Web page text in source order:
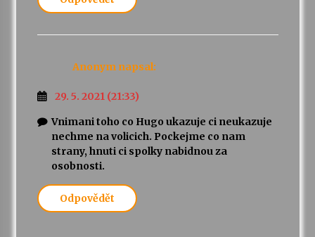
Anonym napsal:
29. 5. 2021 (21:33)
Vnimani toho co Hugo ukazuje ci neukazuje
nechme na volicich. Pockejme co nam
strany, hnuti ci spolky nabidnou za
osobnosti.
Odpovědět